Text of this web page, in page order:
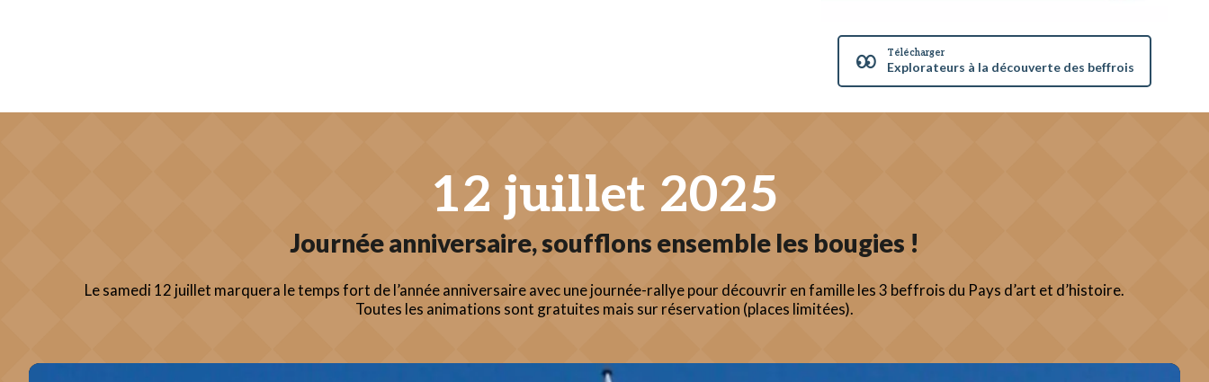
Télécharger
Explorateurs à la découverte des beffrois
12 juillet 2025
Journée anniversaire, soufflons ensemble les bougies !
Le samedi 12 juillet marquera le temps fort de l’année anniversaire avec une journée-rallye pour découvrir en famille les 3 beffrois du Pays d’art et d’histoire.
Toutes les animations sont gratuites mais sur réservation (places limitées).